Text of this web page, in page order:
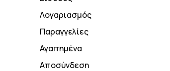
Λογαριασμός
Παραγγελίες
Αγαπημένα
Αποσύνδεση